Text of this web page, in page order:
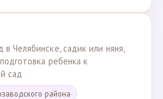
Челябинске, садик или няня,
ребенка к
сад
района